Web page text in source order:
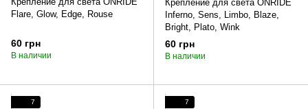
Flare, Glow, Edge, Rouse
60 грн
В наличии
Крепление для света ONRIDE
Inferno, Sens, Limbo, Blaze,
Bright, Plato, Wink
60 грн
В наличии
7
7